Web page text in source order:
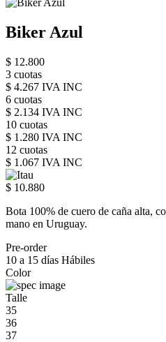
Biker Azul
$ 12.800
3 cuotas
$ 4.267 IVA INC
6 cuotas
$ 2.134 IVA INC
10 cuotas
$ 1.280 IVA INC
12 cuotas
$ 1.067 IVA INC
$ 10.880
Bota 100% de cuero de caña alta,
mano en Uruguay.
Pre-order
10 a 15 días Hábiles
Color
Talle
35
36
37